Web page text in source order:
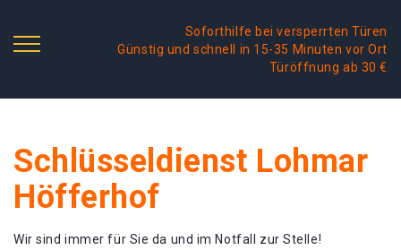
Soforthilfe bei versperrten Türen
Günstig und schnell in 15-35 Minuten vor Ort
Türöffnung ab 30 €
Schlüsseldienst Lohmar
Höfferhof
Wir sind immer für Sie da und im Notfall zur Stelle!